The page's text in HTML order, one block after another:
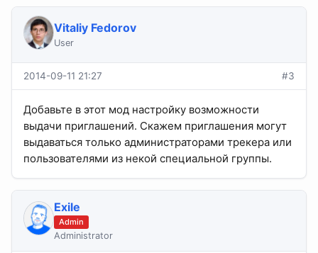
Vitaliy Fedorov
User
2014-09-11 21:27 #3
Добавьте в этот мод настройку возможности
выдачи приглашений. Скажем приглашения могут
выдаваться только администраторами трекера или
пользователями из некой специальной группы.
Exile
Admin
Administrator